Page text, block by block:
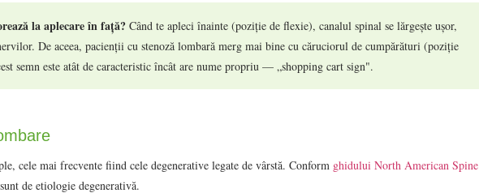
la aplecare în față? Când te apleci înainte (poziție de flexie), canalul spinal se lărgește ușor,
De aceea, pacienții cu stenoză lombară merg mai bine cu căruciorul de cumpărături (poziție
semn este atât de caracteristic încât are nume propriu — „shopping cart sign".
cele mai frecvente fiind cele degenerative legate de vârstă. Conform ghidului North American Spine
de etiologie degenerativă.